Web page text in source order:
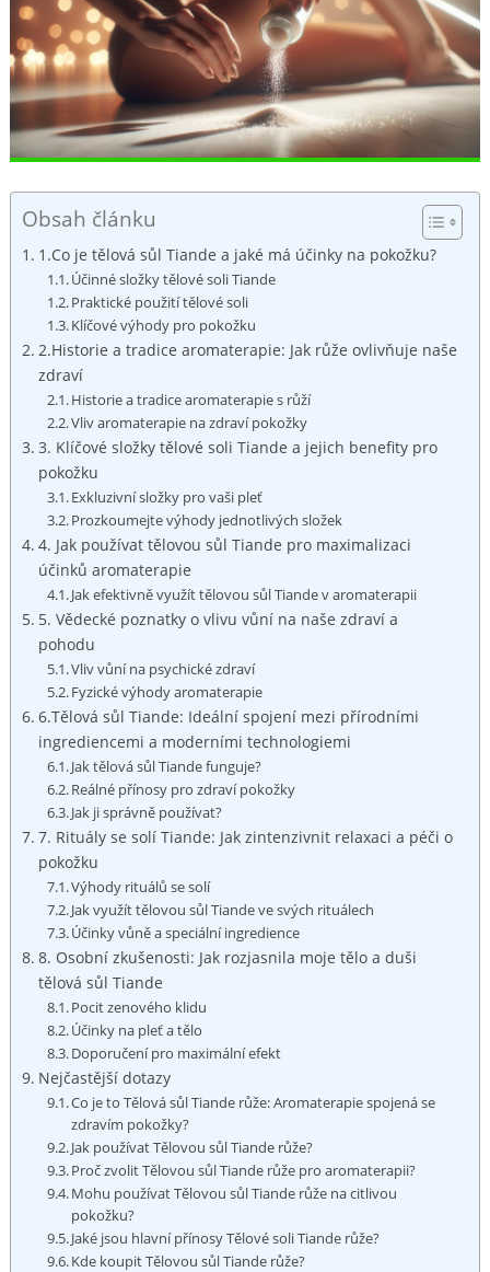
Obsah článku
1.Co je‌ tělová sůl Tiande a jaké ‌má účinky na pokožku?
Účinné ‍složky⁣ tělové soli Tiande
Praktické použití tělové soli
Klíčové výhody⁣ pro pokožku
2.Historie a tradice aromaterapie: Jak růže ovlivňuje naše
zdraví
Historie a ‌tradice⁣ aromaterapie s růží
Vliv aromaterapie⁤ na zdraví pokožky
3. Klíčové ⁤složky ⁣tělové ‍soli Tiande a jejich ⁤benefity pro
pokožku
Exkluzivní složky ⁤pro vaši pleť
Prozkoumejte výhody jednotlivých složek
4. ⁢Jak‍ používat tělovou sůl Tiande‍ pro maximalizaci
účinků aromaterapie
Jak efektivně využít tělovou sůl Tiande v ‍aromaterapii
5. Vědecké poznatky o⁢ vlivu⁢ vůní na naše zdraví a
pohodu
Vliv vůní na psychické zdraví
Fyzické výhody aromaterapie
6.Tělová ​sůl Tiande: Ideální ⁣spojení mezi přírodními
‍ingrediencemi a moderními technologiemi
Jak ⁣tělová sůl Tiande funguje?
Reálné přínosy pro ⁣zdraví pokožky
Jak ji správně používat?
7. Rituály⁢ se⁤ solí Tiande:​ Jak zintenzivnit relaxaci a⁤ péči o
pokožku
Výhody rituálů se solí
Jak využít tělovou sůl Tiande ve​ svých rituálech
Účinky vůně a speciální ingredience
8. Osobní zkušenosti: Jak rozjasnila ⁢moje‍ tělo a duši
tělová sůl Tiande
Pocit⁤ zenového⁣ klidu
Účinky na pleť⁣ a tělo
Doporučení‍ pro⁣ maximální‌ efekt
Nejčastější dotazy
Co je to ⁤Tělová sůl ⁤Tiande růže: Aromaterapie spojená se
zdravím pokožky?
Jak používat Tělovou sůl Tiande růže?
Proč‍ zvolit Tělovou sůl Tiande‍ růže ⁤pro aromaterapii?
Mohu používat Tělovou sůl‌ Tiande růže na citlivou
‍pokožku?
Jaké jsou‍ hlavní⁤ přínosy Tělové ‌soli ‍Tiande růže?
Kde koupit Tělovou sůl Tiande růže?